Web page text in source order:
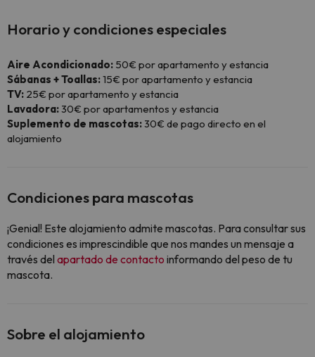
Horario y condiciones especiales
Aire Acondicionado: 50€ por apartamento y estancia
Sábanas + Toallas:15€ por apartamento y estancia
TV: 25€ por apartamento y estancia
Lavadora:30€ por apartamentos y estancia
Suplemento de mascotas:30€ de pago directo en el
alojamiento
Condiciones para mascotas
¡Genial! Este alojamiento admite mascotas. Para consultar sus
condiciones es imprescindible que nos mandes un mensaje a
través del apartado de contacto informando del peso de tu
mascota.
Sobre el alojamiento